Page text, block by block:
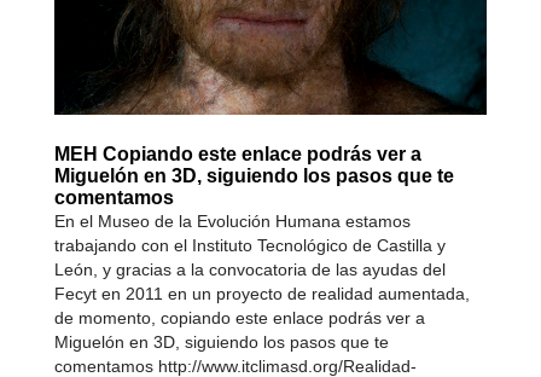
MEH Copiando este enlace podrás ver a
Miguelón en 3D, siguiendo los pasos que te
comentamos
En el Museo de la Evolución Humana estamos
trabajando con el Instituto Tecnológico de Castilla y
León, y gracias a la convocatoria de las ayudas del
Fecyt en 2011 en un proyecto de realidad aumentada,
de momento, copiando este enlace podrás ver a
Miguelón en 3D, siguiendo los pasos que te
comentamos http://www.itclimasd.org/Realidad-